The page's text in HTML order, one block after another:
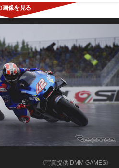
《写真提供 DMM GAMES》